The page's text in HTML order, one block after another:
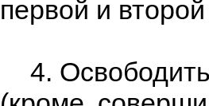
первой и второй
4.